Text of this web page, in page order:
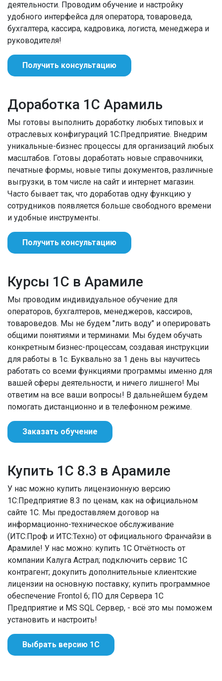
деятельности. Проводим обучение и настройку
удобного интерфейса для оператора, товароведа,
бухгалтера, кассира, кадровика, логиста, менеджера и
руководителя!
Получить консультацию
Доработка 1С Арамиль
Мы готовы выполнить доработку любых типовых и
отраслевых конфигураций 1С:Предприятие. Внедрим
уникальные-бизнес процессы для организаций любых
масштабов. Готовы доработать новые справочники,
печатные формы, новые типы документов, различные
выгрузки, в том числе на сайт и интернет магазин.
Часто бывает так, что доработав одну функцию у
сотрудников появляется больше свободного времени
и удобные инструменты.
Получить консультацию
Курсы 1С в Арамиле
Мы проводим индивидуальное обучение для
операторов, бухгалтеров, менеджеров, кассиров,
товароведов. Мы не будем "лить воду" и оперировать
общими понятиями и терминами. Мы будем обучать
конкретным бизнес-процессам, создавая инструкции
для работы в 1с. Буквально за 1 день вы научитесь
работать со всеми функциями программы именно для
вашей сферы деятельности, и ничего лишнего! Мы
ответим на все ваши вопросы! В дальнейшем будем
помогать дистанционно и в телефонном режиме.
Заказать обучение
Купить 1С 8.3 в Арамиле
У нас можно купить лицензионную версию
1С:Предприятие 8.3 по ценам, как на официальном
сайте 1С. Мы предоставляем договор на
информационно-техническое обслуживание
(ИТС:Проф и ИТС:Техно) от официального Франчайзи в
Арамиле! У нас можно: купить 1С Отчётность от
компании Калуга Астрал; подключить сервис 1С
контрагент; докупить дополнительные клиентские
лицензии на основную поставку; купить программное
обеспечение Frontol 6; ПО для Сервера 1С
Предприятие и MS SQL Сервер, - всё это мы поможем
установить и настроить!
Выбрать версию 1С